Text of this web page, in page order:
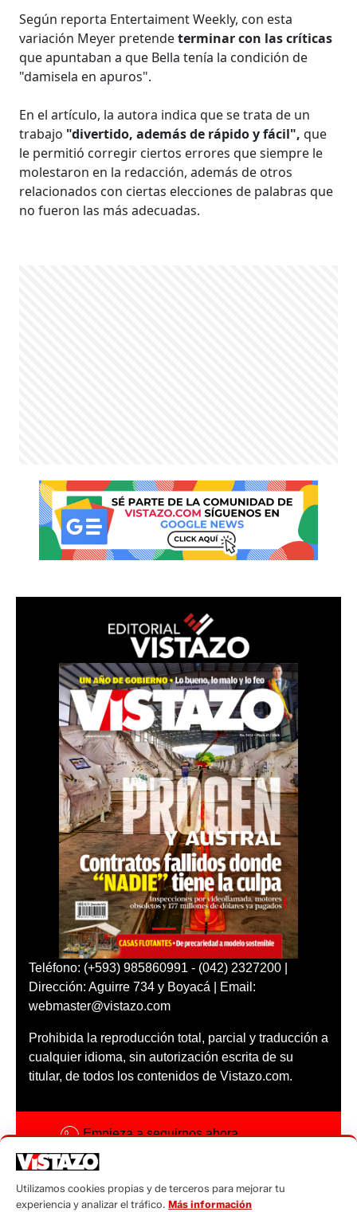
Según reporta Entertaiment Weekly, con esta
variación Meyer pretendeterminar con las críticas
que apuntaban a que Bella tenía la condición de
"damisela en apuros".
En el artículo, la autora indica que se trata de un
trabajo "divertido, además de rápido y fácil",que
le permitió corregir ciertos errores que siempre le
molestaron en la redacción, además de otros
relacionados con ciertas elecciones de palabras que
no fueron las más adecuadas.
Teléfono: (+593) 985860991 - (042) 2327200 |
Dirección: Aguirre 734 y Boyacá | Email:
webmaster@vistazo.com
Prohibida la reproducción total, parcial y traducción a
cualquier idioma, sin autorización escrita de su
titular, de todos los contenidos de Vistazo.com.
Empieza a seguirnos ahora
Código ética
Utilizamos cookies propias y de terceros para mejorar tu
experiencia y analizar el tráfico. Más información